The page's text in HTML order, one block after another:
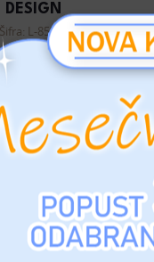
DESIGN
Šifra: L-855_9